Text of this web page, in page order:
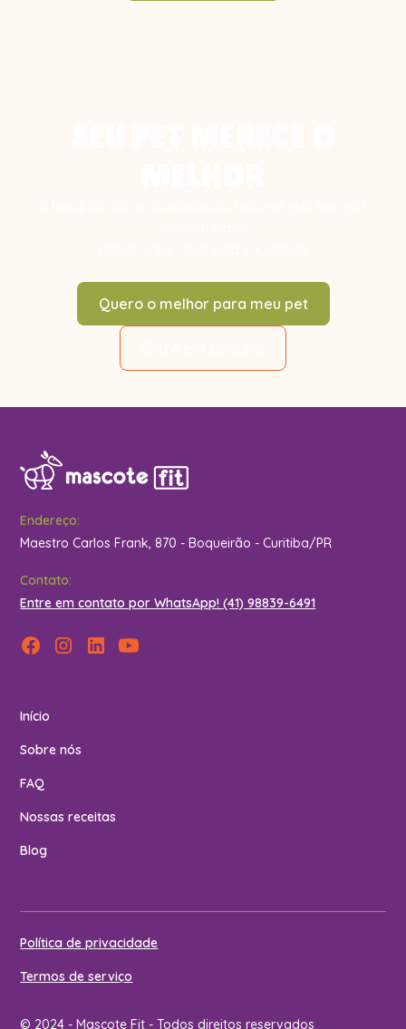
Quero o melhor para meu pet
Endereço:
Maestro Carlos Frank, 870 - Boqueirão - Curitiba/PR
Contato:
Entre em contato por WhatsApp! (41) 98839-6491
Início
Sobre nós
FAQ
Nossas receitas
Blog
© 2024 - Mascote Fit - Todos direitos reservados
Política de privacidade
Termos de serviço